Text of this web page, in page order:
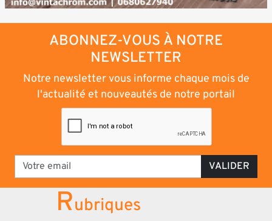
ABONNEZ-VOUS À NOTRE
NEWSLETTER
Notre newsletter vous informe chaque mois de
l'actualité et nouveautés de notre portail
VALIDER
Rubriques